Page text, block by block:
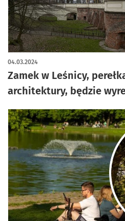
Zamek w Leśnicy,
architektury, będzie
04.03.2024